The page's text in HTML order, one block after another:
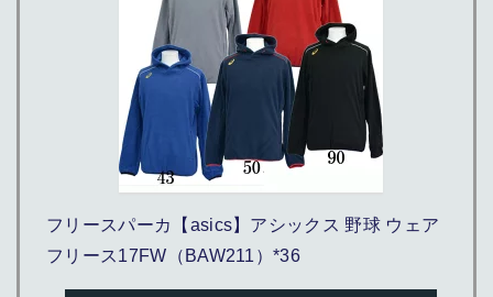
フリースパーカ【asics】アシックス 野球 ウェア
フリース17FW（BAW211）*36